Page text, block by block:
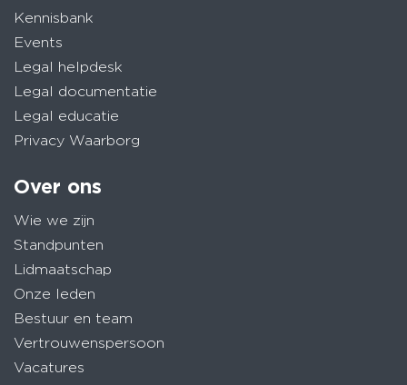
Kennisbank
Events
Legal helpdesk
Legal documentatie
Legal educatie
Privacy Waarborg
Over ons
Wie we zijn
Standpunten
Lidmaatschap
Onze leden
Bestuur en team
Vertrouwenspersoon
Vacatures